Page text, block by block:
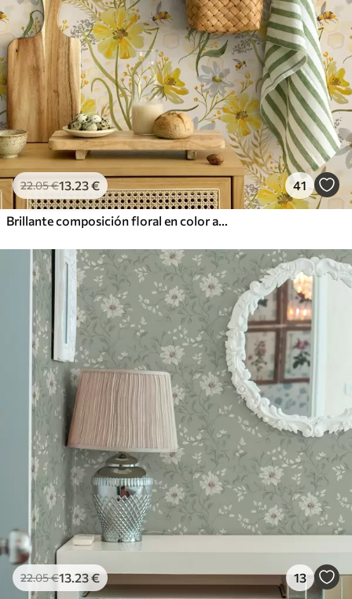
22.05€13.23€ 41
Brillante composición floral en color amarillo
22.05€13.23€ 13